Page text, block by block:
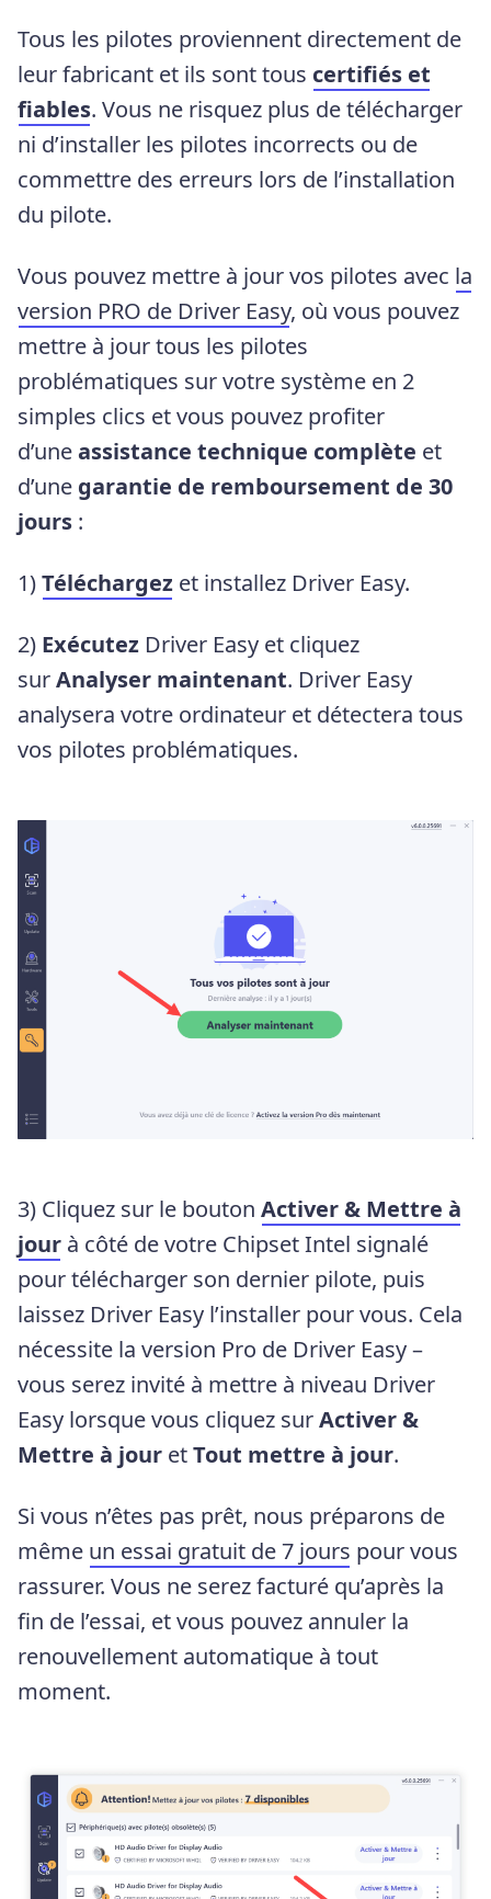
Tous les pilotes proviennent directement de
leur fabricant et ils sont tous certifiés et
fiables. Vous ne risquez plus de télécharger
ni d’installer les pilotes incorrects ou de
commettre des erreurs lors de l’installation
du pilote.
Vous pouvez mettre à jour vos pilotes avec la
version PRO de Driver Easy, où vous pouvez
mettre à jour tous les pilotes
problématiques sur votre système en 2
simples clics et vous pouvez profiter
d’uneassistance technique complète et
d’une garantie de remboursement de 30
jours :
1)Téléchargez et installez Driver Easy.
2) Exécutez Driver Easy et cliquez
surAnalyser maintenant. Driver Easy
analysera votre ordinateur et détectera tous
vos pilotes problématiques.
3) Cliquez sur le bouton Activer & Mettre à
jour à côté de votre Chipset Intel signalé
pour télécharger son dernier pilote, puis
laissez Driver Easy l’installer pour vous. Cela
nécessite la version Pro de Driver Easy –
vous serez invité à mettre à niveau Driver
Easy lorsque vous cliquez surActiver &
Mettre à jour etTout mettre à jour.
Si vous n’êtes pas prêt, nous préparons de
même un essai gratuit de 7 jours pour vous
rassurer. Vous ne serez facturé qu’après la
fin de l’essai, et vous pouvez annuler la
renouvellement automatique à tout
moment.